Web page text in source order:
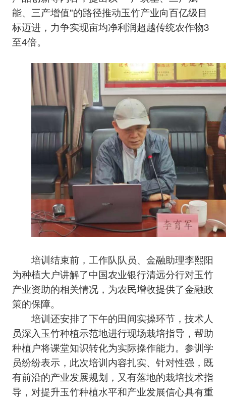
能、三产增值"的路径推动玉竹产业向百亿级目
标迈进，力争实现亩均净利润超越传统农作物3
至4倍。
培训结束前，工作队队员、金融助理李熙阳
为种植大户讲解了中国农业银行清远分行对玉竹
产业资助的相关情况，为农民增收提供了金融政
策的保障。
培训还安排了下午的田间实操环节，技术人
员深入玉竹种植示范地进行现场栽培指导，帮助
种植户将课堂知识转化为实际操作能力。参训学
员纷纷表示，此次培训内容扎实、针对性强，既
有前沿的产业发展规划，又有落地的栽培技术指
导，对提升玉竹种植水平和产业发展信心具有重